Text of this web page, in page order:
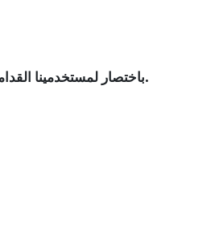
باختصار لمستخدمينا القدامى: ما عليك سوى الانتقال إلى صفحة حسابك داخل التطبيق، والنقر فوق الترس، وتمكين رمز الجرس.